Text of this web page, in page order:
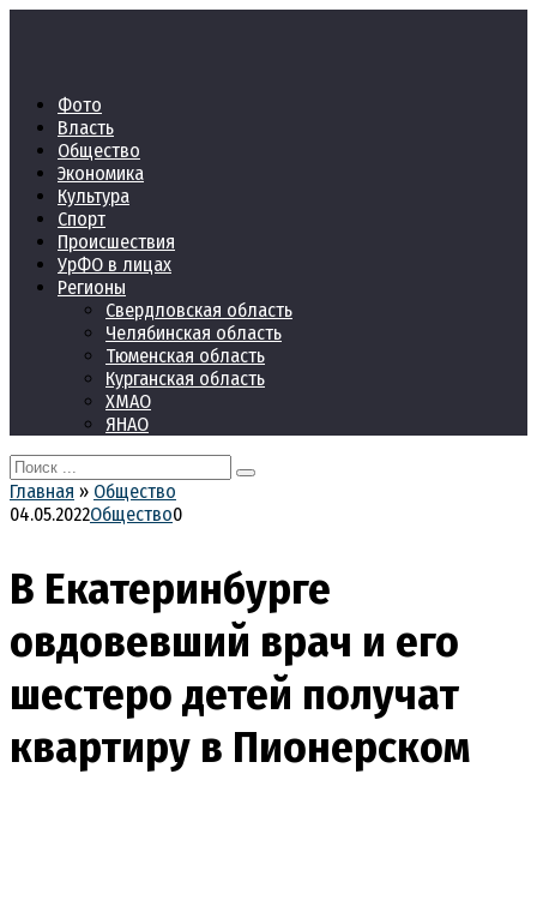
Фото
Власть
Общество
Экономика
Культура
Спорт
Происшествия
УрФО в лицах
Регионы
Свердловская область
Челябинская область
Тюменская область
Курганская область
ХМАО
ЯНАО
Search
for:
Главная » Общество
04.05.2022Общество0
В Екатеринбурге
овдовевший врач и его
шестеро детей получат
квартиру в Пионерском